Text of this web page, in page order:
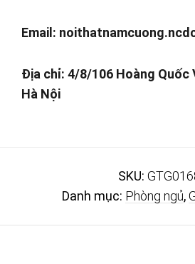
Email:
Địa chỉ: 4/8/106 Hoàng Quốc
Hà Nội
SKU:
Danh mục: Phòng ngủ,